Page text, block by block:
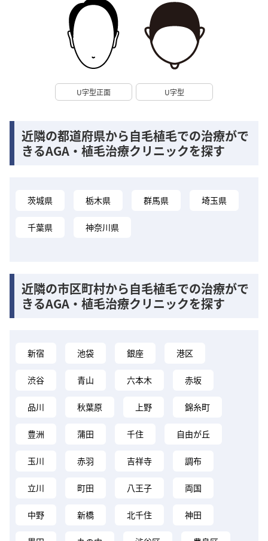
U字型正面 U字型
近隣の都道府県から自毛植毛での治療がで
きるAGA・植毛治療クリニックを探す
茨城県 栃木県 群馬県 埼玉県
千葉県 神奈川県
近隣の市区町村から自毛植毛での治療がで
きるAGA・植毛治療クリニックを探す
新宿 池袋 銀座 港区
渋谷 青山 六本木 赤坂
品川 秋葉原 上野 錦糸町
豊洲 蒲田 千住 自由が丘
玉川 赤羽 吉祥寺 調布
立川 町田 八王子 両国
中野 新橋 北千住 神田